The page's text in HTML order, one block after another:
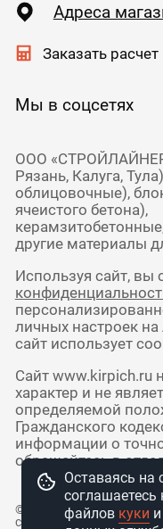
Адреса
Заказать расчет
Мы в соцсетях
ООО
Рязань, Калуга,
облицовочные),
ячеистого бетона),
другие материалы
Используя сайт, вы
личных настроек
сайт использует
Сайт
характер и не
определяемой
Гражданского
информации о
обращайтесь в
© 2010 - 2026 Интернет-
стройматериалов
Оставаясь на
соглашаетесь
файлов куки